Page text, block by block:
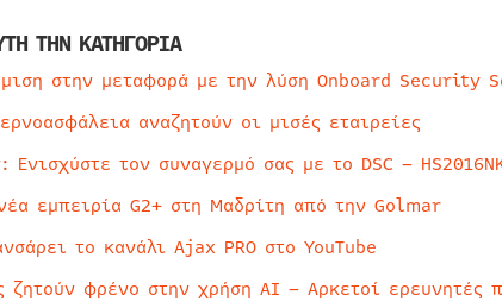
ΤΗΝ ΚΑΤΗΓΟΡΙΑ
στην μεταφορά με την λύση Onboard
αναζητούν οι μισές εταιρείες
τον συναγερμό σας με το DSC –
εμπειρία G2+ στη Μαδρίτη από την Golmar
το κανάλι Ajax PRO στο YouTube
ζητούν φρένο στην χρήση AI – Αρκετοί ερευνητές